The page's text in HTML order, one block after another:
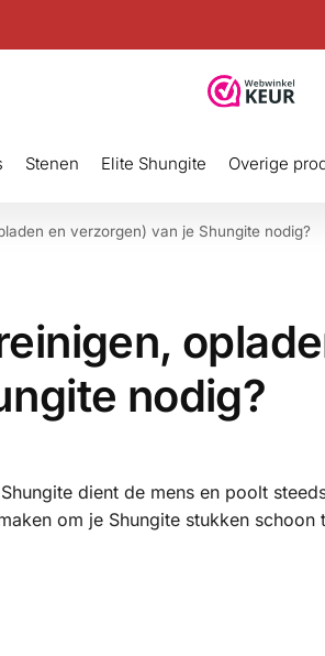
Stenen Elite Shungite Overige
en verzorgen) van je Shungite nodig?
nodig?
dient de mens en poolt
om je Shungite stukken schoon